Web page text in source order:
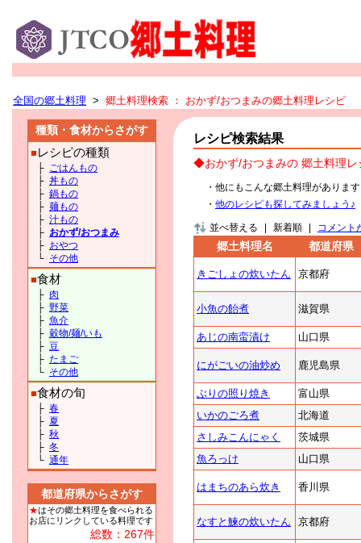
全国の郷土料理 > 郷土料理検索 ： おかず/おつまみの郷土料理レシピ
種類・食材からさがす
■ レシピの種類
├ ごはんもの
├ 丼もの
├ 鍋もの
├ 麺もの
├ 汁もの
├ おかず/おつまみ
├ おやつ
└ その他
■食材
├ 肉
├ 野菜
├ 魚介
├ 穀物/麺/いも
├ 豆
├ たまご
└ その他
■食材の旬
├ 春
├ 夏
├ 秋
├ 冬
└ 通年
都道府県からさがす
★はその郷土料理を食べられる
お店にリンクしている料理です
総数：267件
レシピ検索結果
◆おかず/おつまみの 郷土料理レ
・他にもこんな郷土料理がありま
・ 他のレシピも探してみましょう♪
並べ替える 新着順 コメント
郷土料理名 都道府県
きごしょの炊いたん 京都府
小魚の飴煮 滋賀県
あじの南蛮漬け 山口県
にがごいの油炒め 鹿児島県
ぶりの照り焼き
富山県
いかのごろ煮
北海道
さしみこんにゃく
茨城県
魚ろっけ
山口県
はまちのあら炊き 香川県
なすと鰊の炊いたん 京都府